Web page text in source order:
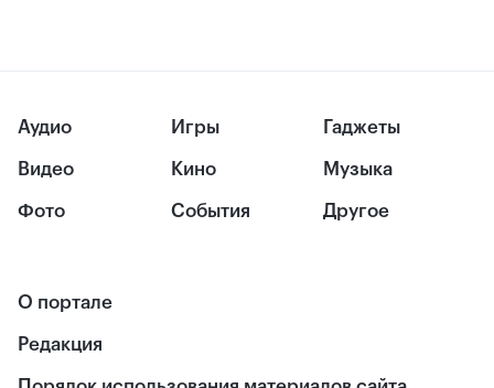
Аудио
Видео
Фото
Игры
Кино
События
Гаджеты
Музыка
Другое
О портале
Редакция